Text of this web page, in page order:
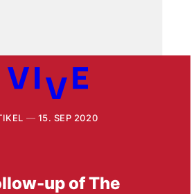
15. SEP 2020
up of The